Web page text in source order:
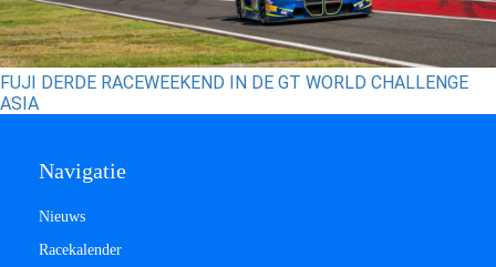
FUJI DERDE RACEWEEKEND IN DE GT WORLD CHALLENGE
ASIA
Navigatie
Nieuws
Racekalender